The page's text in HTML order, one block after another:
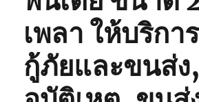
เพลา ให้บริกา
กู้ภัยและขนส่ง